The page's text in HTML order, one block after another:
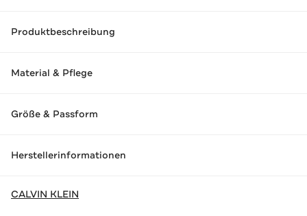
Produktbeschreibung
Material & Pflege
Größe & Passform
Herstellerinformationen
CALVIN KLEIN